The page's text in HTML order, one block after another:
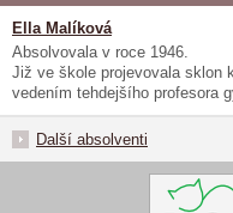
Ella Malíková
Absolvovala v roce 1946.
Již ve škole projevovala sklon
vedením tehdejšího profesora
Další absolventi